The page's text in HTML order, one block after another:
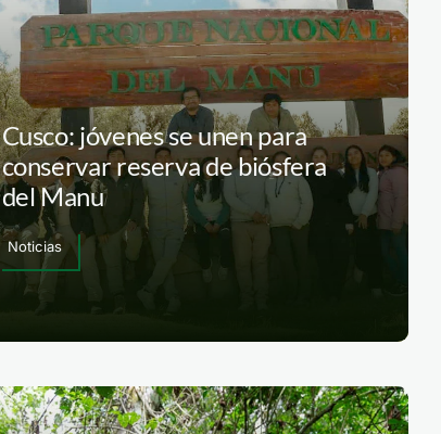
Cusco: jóvenes se unen para
conservar reserva de biósfera
del Manu
Noticias